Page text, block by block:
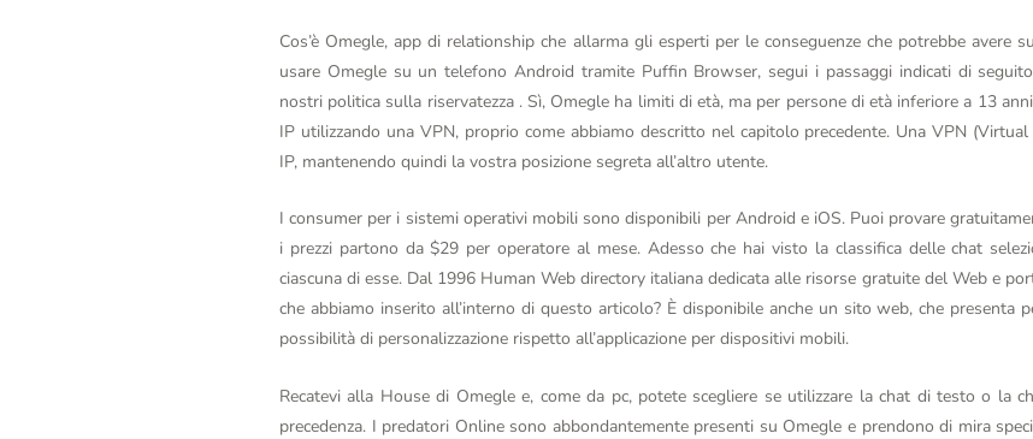
Cos’è Omegle, app di relationship che allarma gli esperti per le conseguenze che potrebbe avere
usare Omegle su un telefono Android tramite Puffin Browser, segui i passaggi indicati di
nostri politica sulla riservatezza . Sì, Omegle ha limiti di età, ma per persone di età inferiore a 13
IP utilizzando una VPN, proprio come abbiamo descritto nel capitolo precedente. Una VPN
IP, mantenendo quindi la vostra posizione segreta all’altro utente.
I consumer per i sistemi operativi mobili sono disponibili per Android e iOS. Puoi provare
i prezzi partono da $29 per operatore al mese. Adesso che hai visto la classifica delle chat
ciascuna di esse. Dal 1996 Human Web directory italiana dedicata alle risorse gratuite del Web e
che abbiamo inserito all’interno di questo articolo? È disponibile anche un sito web, che presenta
possibilità di personalizzazione rispetto all’applicazione per dispositivi mobili.
Recatevi alla House di Omegle e, come da pc, potete scegliere se utilizzare la chat di testo o la
precedenza. I predatori Online sono abbondantemente presenti su Omegle e prendono di mira